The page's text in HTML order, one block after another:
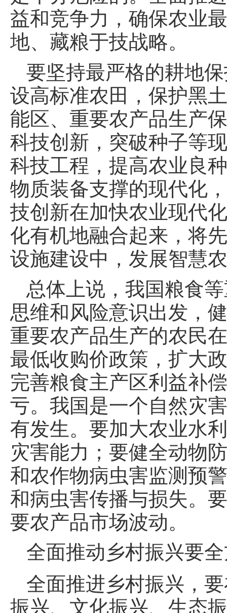
益和竞争力，确保农业
地、藏粮于技战略。
要坚持最严格的耕地
设高标准农田，保护黑
能区、重要农产品生产
科技创新，突破种子等
科技工程，提高农业良
物质装备支撑的现代化
技创新在加快农业现代
化有机地融合起来，将
设施建设中，发展智慧
总体上说，我国粮食
思维和风险意识出发，
重要农产品生产的农民
最低收购价政策，扩大
完善粮食主产区利益补
亏。我国是一个自然灾
有发生。要加大农业水
灾害能力；要健全动物
和农作物病虫害监测预
和病虫害传播与损失。
要农产品市场波动。
全面推动乡村振兴要
全面推进乡村振兴，
振兴、文化振兴、生态